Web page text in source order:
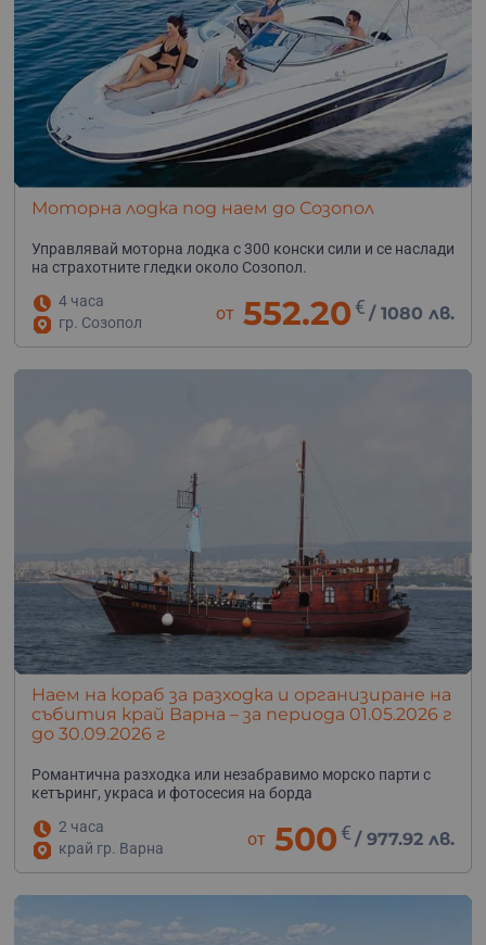
Моторна лодка под наем до Созопол
Управлявай моторна лодка с 300 конски сили и се наслади
на страхотните гледки около Созопол.
4 часа
гр. Созопол
от 552.20 € /1080 лв.
Наем на кораб за разходка и организиране на
събития край Варна – за периода 01.05.2026 г
до 30.09.2026 г
Романтична разходка или незабравимо морско парти с
кетъринг, украса и фотосесия на борда
2 часа
край гр. Варна
от 500 € /977.92 лв.